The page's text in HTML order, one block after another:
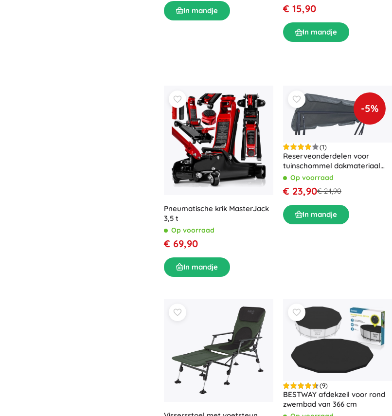
In mandje € 15,90
In mandje
Pneumatische krik MasterJack
3,5 t
Op voorraad
€ 69,90
In mandje
-5%
(1)
Reserveonderdelen voor
tuinschommel dakmateriaal
grijsOp voorraad
€ 23,90€ 24,90
In mandje
(9)
BESTWAY afdekzeil voor rond
zwembad van 366 cm